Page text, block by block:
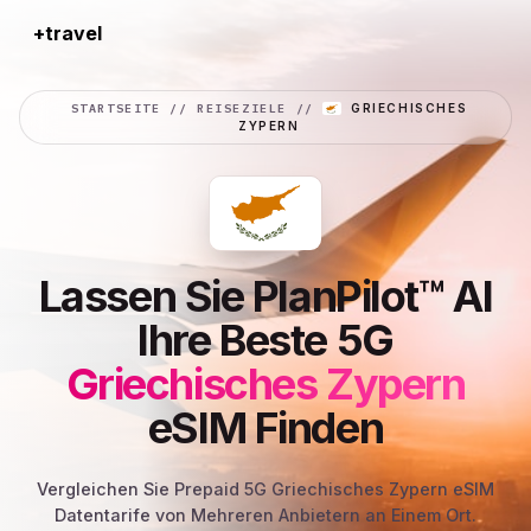
+travel
STARTSEITE // REISEZIELE //
GRIECHISCHES
ZYPERN
Lassen Sie PlanPilot™ AI
Ihre Beste 5G
Griechisches Zypern
eSIM Finden
Vergleichen Sie Prepaid 5G Griechisches Zypern eSIM
Datentarife von Mehreren Anbietern an Einem Ort.